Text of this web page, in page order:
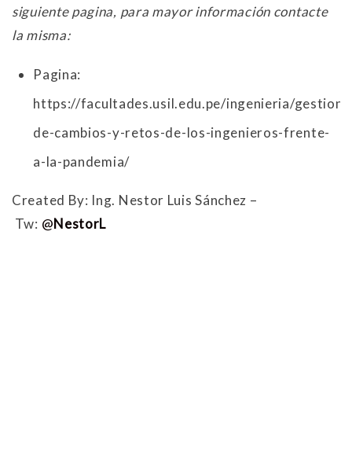
siguiente pagina, para mayor información contacte
la misma:
Pagina:
https://facultades.usil.edu.pe/ingenieria/gestion-
de-cambios-y-retos-de-los-ingenieros-frente-
a-la-pandemia/
Created By: Ing. Nestor Luis Sánchez –
Tw: @NestorL